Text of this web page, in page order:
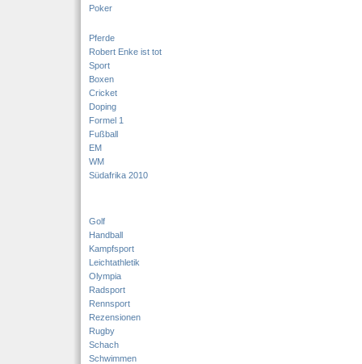
Poker
Pferde
Robert Enke ist tot
Sport
Boxen
Cricket
Doping
Formel 1
Fußball
EM
WM
Südafrika 2010
Golf
Handball
Kampfsport
Leichtathletik
Olympia
Radsport
Rennsport
Rezensionen
Rugby
Schach
Schwimmen